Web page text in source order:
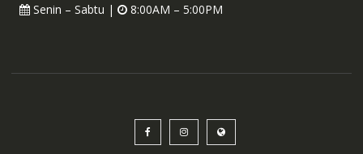
Senin – Sabtu |
8:00AM – 5:00PM